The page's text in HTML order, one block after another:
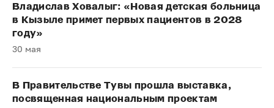
Владислав Ховалыг: «Новая детская больница
в Кызыле примет первых пациентов в 2028
году»
30 мая
В Правительстве Тувы прошла выставка,
посвященная национальным проектам